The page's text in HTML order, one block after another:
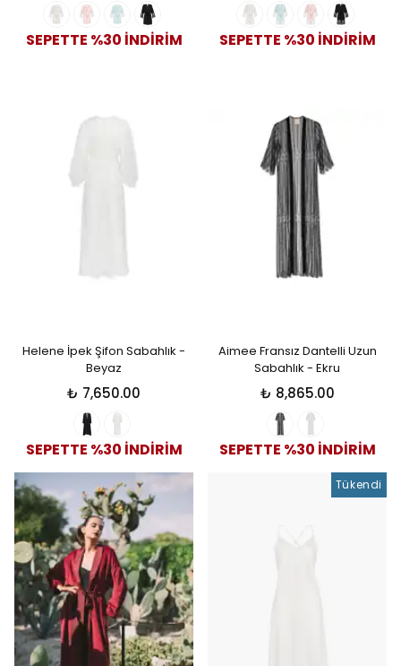
SEPETTE %30 İNDİRİM SEPETTE %30 İNDİRİM
Helene İpek Şifon Sabahlık -
Beyaz
₺ 7,650.00
SEPETTE %30 İNDİRİM
Aimee Fransız Dantelli Uzun
Sabahlık - Ekru
₺ 8,865.00
SEPETTE %30 İNDİRİM
Tükendi